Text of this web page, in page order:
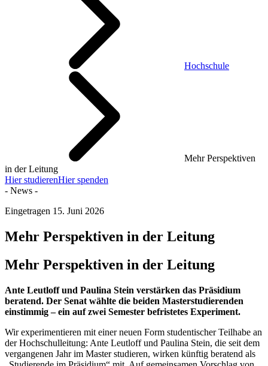
Hochschule
Mehr Perspektiven
in der Leitung
Hier studierenHier spenden
- News -
Eingetragen 15. Juni 2026
Mehr Perspektiven in der Leitung
Mehr Perspektiven in der Leitung
Ante Leutloff und Paulina Stein verstärken das Präsidium
beratend. Der Senat wählte die beiden Masterstudierenden
einstimmig – ein auf zwei Semester befristetes Experiment.
Wir experimentieren mit einer neuen Form studentischer Teilhabe an
der Hochschulleitung: Ante Leutloff und Paulina Stein, die seit dem
vergangenen Jahr im Master studieren, wirken künftig beratend als